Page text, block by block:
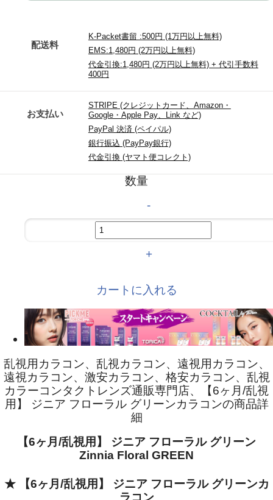
配送料
K-Packet書留 :500円 (1万円以上無料)
EMS:1,480円 (2万円以上無料)
代金引換:1,480円 (2万円以上無料) + 代引手数料
400円
お支払い
STRIPE (クレジットカード、Amazon・
Google・Apple Pay、Link など)
PayPal 決済 (ペイパル)
銀行振込 (PayPay銀行)
代金引換 (ヤマト便コレクト)
数量
-
+
カートに入れる
乱視用カラコン、乱視カラコン、遠視用カラコン、
遠視カラコン、激安カラコン、格安カラコン、乱視
カラーコンタクトレンズ通販専門店、【6ヶ月/乱視
用】 ジニア フローラル グリーンカラコンの商品詳
細
【6ヶ月/乱視用】 ジニア フローラル グリーン
Zinnia Floral GREEN
★ 【6ヶ月/乱視用】 ジニア フローラル グリーンカ
ラコン